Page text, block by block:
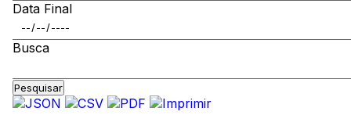
Data Final
Busca
Pesquisar